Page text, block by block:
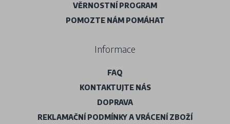
VĚRNOSTNÍ PROGRAM
POMOZTE NÁM POMÁHAT
Informace
FAQ
KONTAKTUJTE NÁS
DOPRAVA
REKLAMAČNÍ PODMÍNKY A VRÁCENÍ ZBOŽÍ